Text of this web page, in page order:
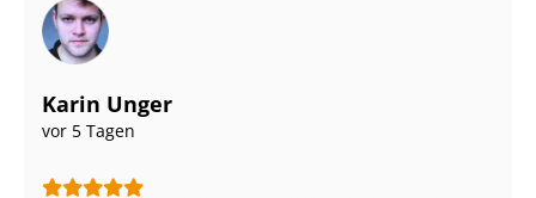
Karin Unger
vor 5 Tagen